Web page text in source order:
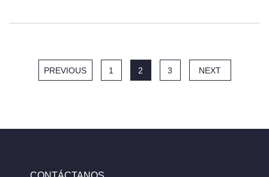
PREVIOUS 1 2 3 NEXT